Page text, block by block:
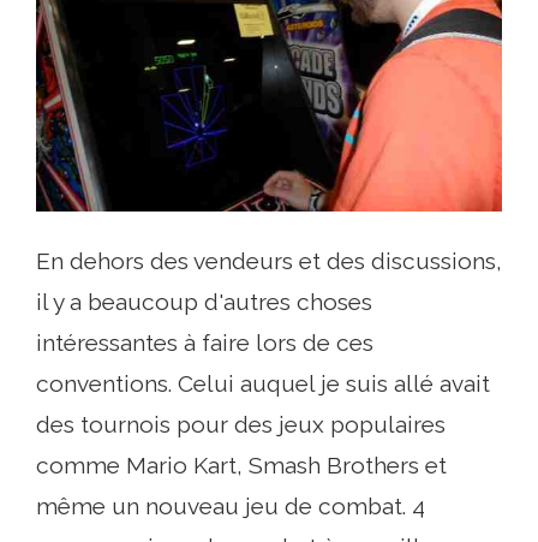
En dehors des vendeurs et des discussions,
il y a beaucoup d'autres choses
intéressantes à faire lors de ces
conventions. Celui auquel je suis allé avait
des tournois pour des jeux populaires
comme Mario Kart, Smash Brothers et
même un nouveau jeu de combat. 4